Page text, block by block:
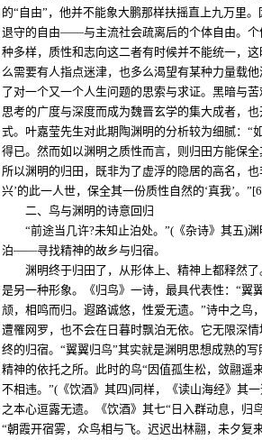
的“自由”，他并不能象大鹏那样扶摇直上九万里
退守的自由——与主流社会疏离后的个体自由。个
种多样，质性和志向这二者有时候并不能统一，
么需要有人指点迷津，也多么渴望有某种力量载
了对一个又一个人生问题的思索与求证。黑暗与
思考的广度与深度而成为魏晋玄学的集大成者，
式。叶嘉莹先生对此期陶渊明的分析较为细腻：“
得已。然而如以渊明之质性而言，则归田方能保全
所以渊明的归田，既非为了虚浮的隐居的高名，
兴’的此一人世，保全其一份质性自然的‘真我’。
二、鸟与渊明的诗意回归
“前途当几许?未知止泊处。”(《杂诗》其五)
泊——寻找精神的故乡与归宿。
渊明终于归田了，从形体上、精神上都释然
是另一种形象。《归鸟》一诗，最具代表性：“翼
颃，相鸣而归。遐路诚悠，性爱无遗。”诗中之鸟
遭罹网罗，也不会在日暮时飘泊无依。它无限深
终的归宿。“翼翼归鸟”其实就是渊明思想成熟
精神的依托之所。此时的鸟“因值孤生松，敛翮遥
不相违。”(《饮酒》其四)同样，《读山海经》其
之本心逗露无遗。《饮酒》其七“日入群动息，归
“朝霞开宿雾，众鸟相与飞。迟迟出林翮，未夕复